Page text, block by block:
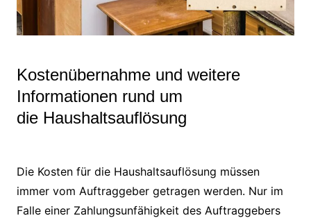
Kostenübernahme und weitere
Informationen rund um
die Haushaltsauflösung
Die Kosten für die Haushaltsauflösung müssen
immer vom Auftraggeber getragen werden. Nur im
Falle einer Zahlungsunfähigkeit des Auftraggebers